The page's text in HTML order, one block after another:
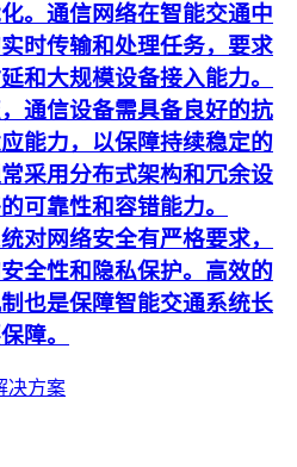
。通信网络在智能交通中
时传输和处理任务，要求
和大规模设备接入能力。
通信设备需具备良好的抗
能力，以保障持续稳定的
采用分布式架构和冗余设
可靠性和容错能力。
对网络安全有严格要求，
全性和隐私保护。高效的
也是保障智能交通系统长
障。
决方案